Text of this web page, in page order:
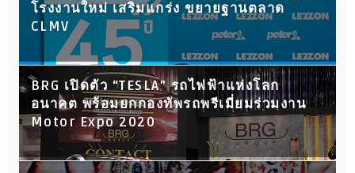
โรงงานใหม่ เสริมแกร่ง ขยายฐานตลาด
CLMV
BRG เปิดตัว “TESLA” รถไฟฟ้าแห่งโลก
อนาคต พร้อมยกกองทัพรถพรีเมี่ยมร่วมงาน
Motor Expo 2020